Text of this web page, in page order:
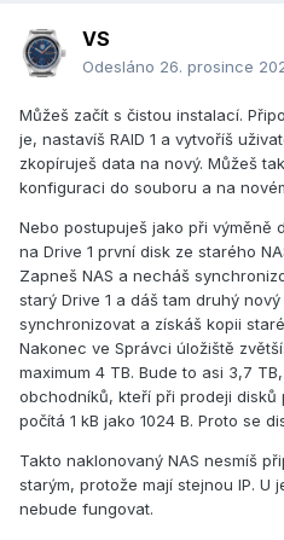
VS
Odesláno 26. prosince
Můžeš začít s čistou instalací.
je, nastavíš RAID 1 a vytvoříš
zkopíruješ data na nový. Můžeš
konfiguraci do souboru a na
Nebo postupuješ jako při výměně
na Drive 1 první disk ze starého
Zapneš NAS a necháš
starý Drive 1 a dáš tam druhý
synchronizovat a získáš kopii
Nakonec ve Správci úložiště
maximum 4 TB. Bude to asi 3,7
obchodníků, kteří při prodeji disků
počítá 1 kB jako 1024 B. Proto se
Takto naklonovaný NAS nesmíš
starým, protože mají stejnou IP. U
nebude fungovat.